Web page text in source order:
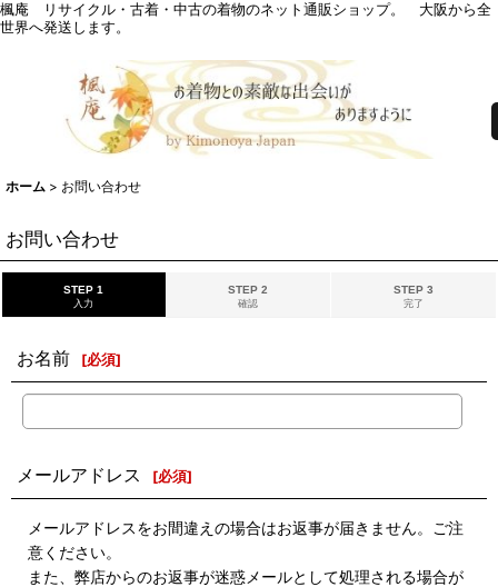
楓庵 リサイクル・古着・中古の着物のネット通販ショップ。 大阪から全
世界へ発送します。
ホーム > お問い合わせ
お問い合わせ
STEP 1
入力
STEP 2
確認
STEP 3
完了
お名前 [必須]
メールアドレス [必須]
メールアドレスをお間違えの場合はお返事が届きません。ご注
意ください。
また、弊店からのお返事が迷惑メールとして処理される場合が